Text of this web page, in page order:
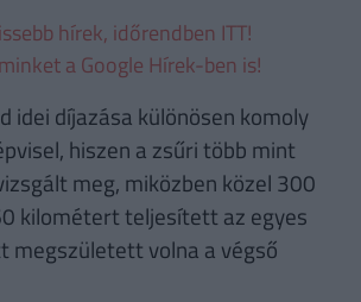
hírek, időrendben ITT!
a Google Hírek-ben is!
idei díjazása különösen komoly
hiszen a zsűri több mint
meg, miközben közel 300
kilométert teljesített az egyes
megszületett volna a végső